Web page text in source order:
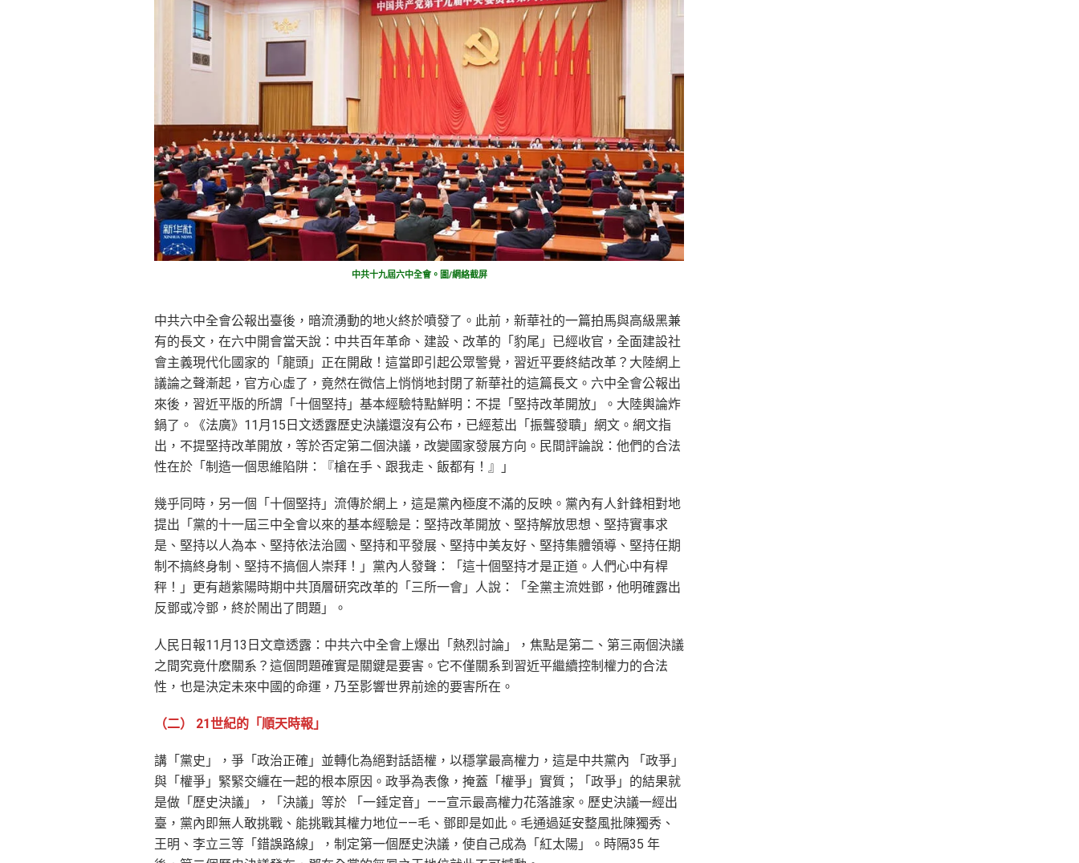
中共十九屆六中全會。圖/網絡截屏
中共六中全會公報出臺後，暗流湧動的地火終於噴發了。此前，新華社的一篇拍馬與高級黑兼
有的長文，在六中開會當天說：中共百年革命、建設、改革的「豹尾」已經收官，全面建設社
會主義現代化國家的「龍頭」正在開啟！這當即引起公眾警覺，習近平要終結改革？大陸網上
議論之聲漸起，官方心虛了，竟然在微信上悄悄地封閉了新華社的這篇長文。六中全會公報出
來後，習近平版的所謂「十個堅持」基本經驗特點鮮明：不提「堅持改革開放」。大陸輿論炸
鍋了。《法廣》11月15日文透露歷史決議還沒有公布，已經惹出「振聾發聵」網文。網文指
出，不提堅持改革開放，等於否定第二個決議，改變國家發展方向。民間評論說：他們的合法
性在於「制造一個思維陷阱：『槍在手、跟我走、飯都有！』」
幾乎同時，另一個「十個堅持」流傳於網上，這是黨內極度不滿的反映。黨內有人針鋒相對地
提出「黨的十一屆三中全會以來的基本經驗是：堅持改革開放、堅持解放思想、堅持實事求
是、堅持以人為本、堅持依法治國、堅持和平發展、堅持中美友好、堅持集體領導、堅持任期
制不搞終身制、堅持不搞個人崇拜！」黨內人發聲：「這十個堅持才是正道。人們心中有桿
秤！」更有趙紫陽時期中共頂層研究改革的「三所一會」人說：「全黨主流姓鄧，他明確露出
反鄧或冷鄧，終於鬧出了問題」。
人民日報11月13日文章透露：中共六中全會上爆出「熱烈討論」，焦點是第二、第三兩個決議
之間究竟什麽關系？這個問題確實是關鍵是要害。它不僅關系到習近平繼續控制權力的合法
性，也是決定未來中國的命運，乃至影響世界前途的要害所在。
（二） 21世紀的「順天時報」
講「黨史」，爭「政治正確」並轉化為絕對話語權，以穩掌最高權力，這是中共黨內 「政爭」
與「權爭」緊緊交纏在一起的根本原因。政爭為表像，掩蓋「權爭」實質；「政爭」的結果就
是做「歷史決議」，「決議」等於 「一錘定音」——宣示最高權力花落誰家。歷史決議一經出
臺，黨內即無人敢挑戰、能挑戰其權力地位——毛、鄧即是如此。毛通過延安整風批陳獨秀、
王明、李立三等「錯誤路線」，制定第一個歷史決議，使自己成為「紅太陽」。時隔35 年